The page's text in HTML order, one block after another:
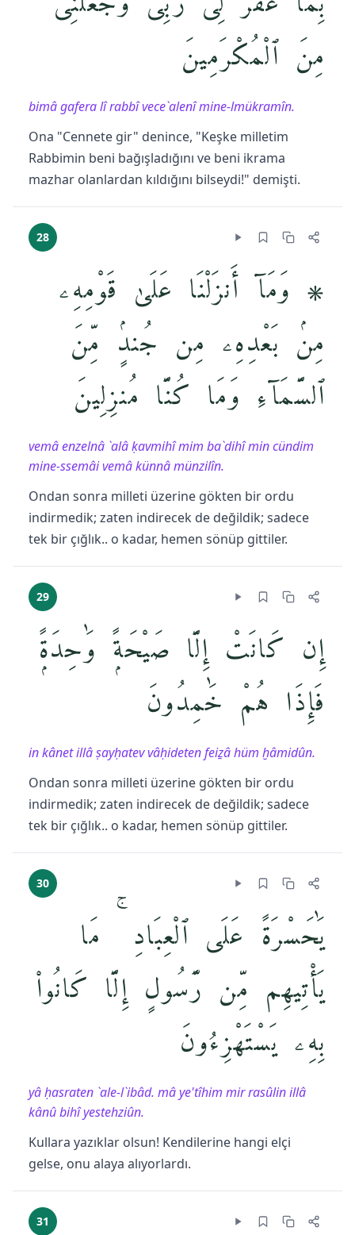
مِنَ ٱلْمُكْرَمِينَ
bimâ gafera lî rabbî vece`alenî mine-lmükramîn.
Ona "Cennete gir" denince, "Keşke milletim
Rabbimin beni bağışladığını ve beni ikrama
mazhar olanlardan kıldığını bilseydi!" demişti.
28
۞ وَمَآ أَنزَلْنَا عَلَىٰ قَوْمِهِۦ
مِنۢ بَعْدِهِۦ مِن جُندٍۢ مِّنَ
ٱلسَّمَآءِ وَمَا كُنَّا مُنزِلِينَ
vemâ enzelnâ `alâ ḳavmihî mim ba`dihî min cündim
mine-ssemâi vemâ künnâ münzilîn.
Ondan sonra milleti üzerine gökten bir ordu
indirmedik; zaten indirecek de değildik; sadece
tek bir çığlık.. o kadar, hemen sönüp gittiler.
29
إِن كَانَتْ إِلَّا صَيْحَةًۭ وَٰحِدَةًۭ
فَإِذَا هُمْ خَٰمِدُونَ
in kânet illâ ṣayḥatev vâḥideten feiẕâ hüm ḫâmidûn.
Ondan sonra milleti üzerine gökten bir ordu
indirmedik; zaten indirecek de değildik; sadece
tek bir çığlık.. o kadar, hemen sönüp gittiler.
30
يَٰحَسْرَةً عَلَى ٱلْعِبَادِ ۚ مَا
يَأْتِيهِم مِّن رَّسُولٍ إِلَّا كَانُوا۟
بِهِۦ يَسْتَهْزِءُونَ
yâ ḥasraten `ale-l`ibâd. mâ ye'tîhim mir rasûlin illâ
kânû bihî yestehziûn.
Kullara yazıklar olsun! Kendilerine hangi elçi
gelse, onu alaya alıyorlardı.
31